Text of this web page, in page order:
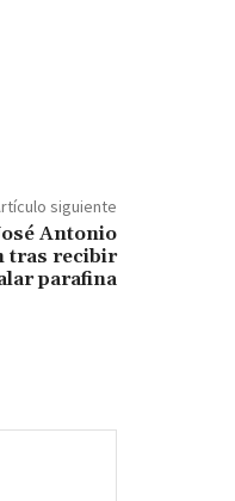
siguiente
Antonio
tras recibir
parafina